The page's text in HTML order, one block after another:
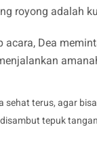
royong adalah
acara, Dea
sehat terus, agar
tepuk